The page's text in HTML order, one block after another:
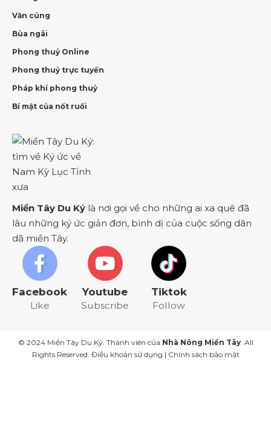
Văn cúng
Bùa ngãi
Phong thuỷ Online
Phong thuỷ trực tuyến
Pháp khí phong thuỷ
Bí mật của nốt ruồi
Miền Tây Du Ký là nơi gọi về cho những ai xa quê đã
lâu những ký ức giản đơn, bình dị của cuộc sống dân
dã miền Tây.
Facebook
Like
Youtube
Subscribe
Tiktok
Follow
© 2024 Miền Tây Du Ký. Thành viên của Nhà Nông Miền Tây. All
Rights Reserved. Điều khoản sử dụng | Chính sách bảo mật